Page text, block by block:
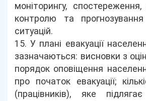
моніторингу,
контролю та
ситуацій.
15. У плані евакуації
зазначаються: висновки з
порядок оповіщення
про початок евакуації;
(працівників), яке